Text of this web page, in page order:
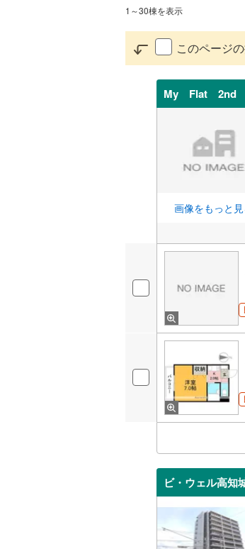
1 ～30棟を表示
このページ
My Flat 2nd
画像をもっと
ビ・ウェル高知